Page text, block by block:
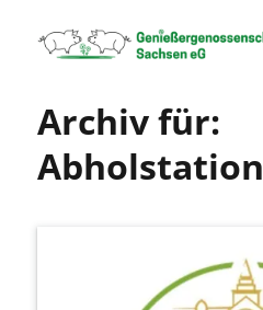
Archiv für:
Abholstation